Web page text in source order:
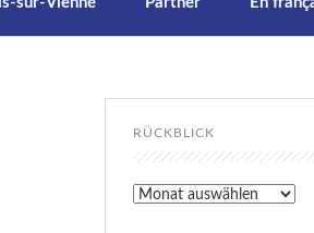
RÜCKBLICK
Rückblick